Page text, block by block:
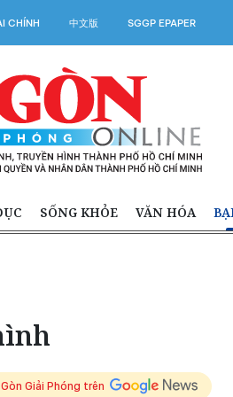
CHÍNH 中文版 SGGP EPAPER
SỐNG KHỎE VĂN HÓA
Giải Phóng trên